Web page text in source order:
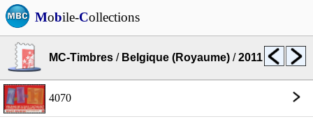
Mobile-Collections
MC-Timbres / Belgique (Royaume) /2011
4070